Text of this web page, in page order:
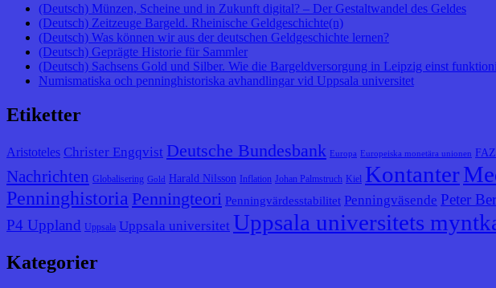
(Deutsch) Münzen, Scheine und in Zukunft digital? – Der Gestaltwandel des Geldes
(Deutsch) Zeitzeuge Bargeld. Rheinische Geldgeschichte(n)
(Deutsch) Was können wir aus der deutschen Geldgeschichte lernen?
(Deutsch) Geprägte Historie für Sammler
(Deutsch) Sachsens Gold und Silber. Wie die Bargeldversorgung in Leipzig einst
Numismatiska och penninghistoriska avhandlingar vid Uppsala universitet
Etiketter
Aristoteles Christer Engqvist Deutsche Bundesbank Europa Europeiska monetära unionen FAZ
Nachrichten Globalisering Gold Harald Nilsson Inflation Johan Palmstruch Kiel Kontanter
Penninghistoria Penningteori Penningvärdesstabilitet Penningväsende Peter
P4 Uppland Uppsala Uppsala universitet Uppsala universitets
Kategorier